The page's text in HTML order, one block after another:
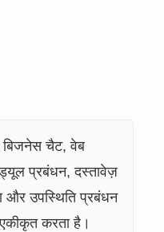
बिजनेस चैट, वेब
प्रबंधन, दस्तावेज़
उपस्थिति प्रबंधन
करता है।